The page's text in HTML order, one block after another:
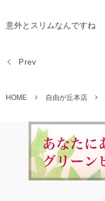
意外とスリムなんですね
Prev
HOME 自由が丘本店